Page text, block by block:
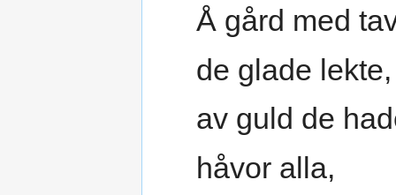
Å gård med
de glade lekte,
av guld de
håvor alla,